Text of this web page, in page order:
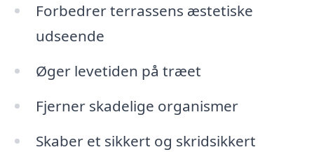
Forbedrer terrassens æstetiske
udseende
Øger levetiden på træet
Fjerner skadelige organismer
Skaber et sikkert og skridsikkert